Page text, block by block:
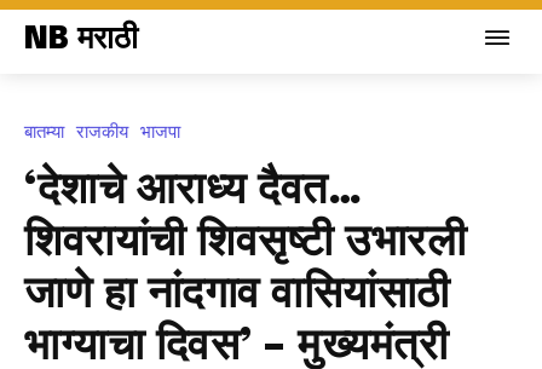
NB मराठी
बातम्या राजकीय भाजपा
‘देशाचे आराध्य दैवत…
शिवरायांची शिवसृष्टी उभारली
जाणे हा नांदगाव वासियांसाठी
भाग्याचा दिवस’ – मुख्यमंत्री